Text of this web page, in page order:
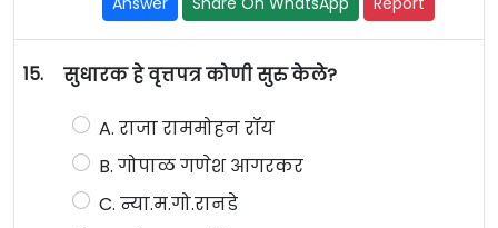
15. सुधारक हे वृत्तपत्र कोणी सुरु केले?
A. राजा राममोहन रॉय
B. गोपाळ गणेश आगरकर
C. न्या.म.गो.रानडे